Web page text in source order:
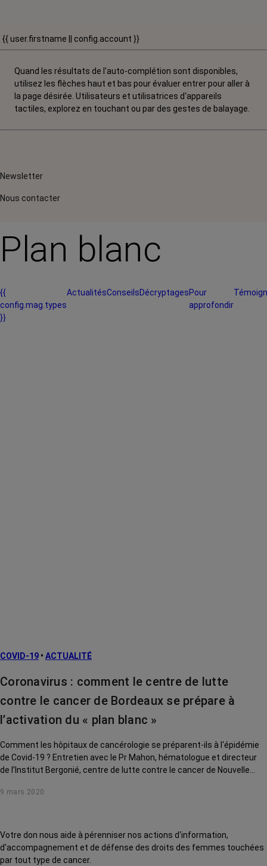
{{ user.firstname || config.account }}
Quand les résultats de l'auto-complétion sont disponibles,
utilisez les flèches haut et bas pour évaluer entrer pour aller à
la page désirée. Utilisateurs et utilisatrices d‘appareils
tactiles, explorez en touchant ou par des gestes de balayage.
Newsletter
Nous contacter
Plan blanc
{{
config.mag.types
}}
ActualitésConseilsDécryptagesPour
approfondir
COVID-19 • ACTUALITÉ
Coronavirus : comment le centre de lutte
contre le cancer de Bordeaux se prépare à
l’activation du « plan blanc »
Comment les hôpitaux de cancérologie se préparent-ils à l'épidémie
de Covid-19 ? Entretien avec le Pr Mahon, hématologue et directeur
de l’Institut Bergonié, centre de lutte contre le cancer de Nouvelle
9 mars 2020
Votre don nous aide à pérenniser nos actions d'information,
d'accompagnement et de défense des droits des femmes touchées
par tout type de cancer.